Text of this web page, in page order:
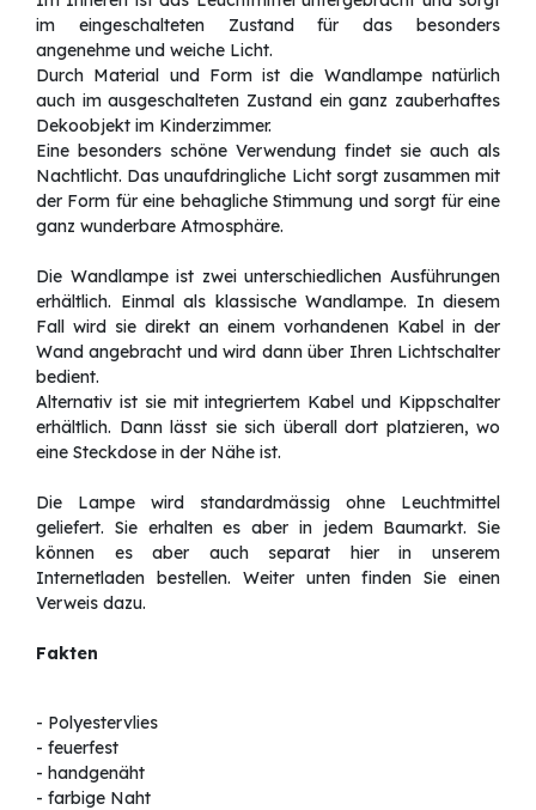
im eingeschalteten Zustand für das besonders
angenehme und weiche Licht.
Durch Material und Form ist die Wandlampe natürlich
auch im ausgeschalteten Zustand ein ganz zauberhaftes
Dekoobjekt im Kinderzimmer.
Eine besonders schöne Verwendung findet sie auch als
Nachtlicht. Das unaufdringliche Licht sorgt zusammen mit
der Form für eine behagliche Stimmung und sorgt für eine
ganz wunderbare Atmosphäre.
Die Wandlampe ist zwei unterschiedlichen Ausführungen
erhältlich. Einmal als klassische Wandlampe. In diesem
Fall wird sie direkt an einem vorhandenen Kabel in der
Wand angebracht und wird dann über Ihren Lichtschalter
bedient.
Alternativ ist sie mit integriertem Kabel und Kippschalter
erhältlich. Dann lässt sie sich überall dort platzieren, wo
eine Steckdose in der Nähe ist.
Die Lampe wird standardmässig ohne Leuchtmittel
geliefert. Sie erhalten es aber in jedem Baumarkt. Sie
können es aber auch separat hier in unserem
Internetladen bestellen. Weiter unten finden Sie einen
Verweis dazu.
Fakten
- Polyestervlies
- feuerfest
- handgenäht
- farbige Naht